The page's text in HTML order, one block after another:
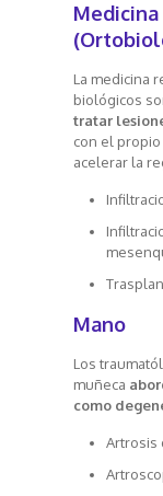
La medicina
biológicos
tratar
con el
acelerar la
Mano
Los
muñeca
como
Artrosis